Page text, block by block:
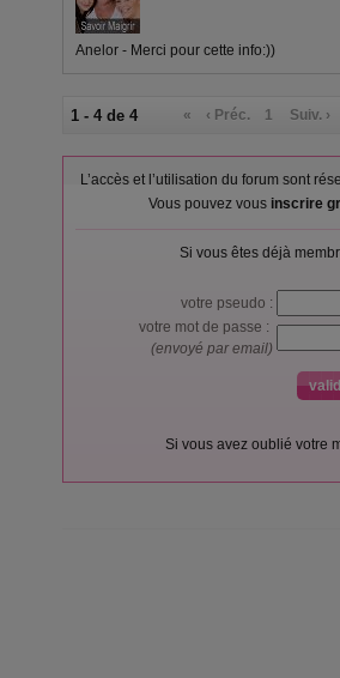
Anelor - Merci pour cette info:))
1 - 4 de 4 « ‹ Préc. 1 Suiv. ›
L’accès et l’utilisation du forum sont
Vous pouvez vous inscrire
Si vous êtes déjà
votre pseudo :
votre mot de passe :
(envoyé par email)
Si vous avez oublié votre